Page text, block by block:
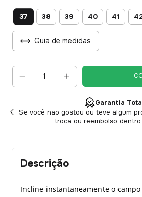
37 38 39 40 41
Guia de medidas
Garantia
Se você não gostou ou teve algum
troca ou reembolso
Descrição
Incline instantaneamente o